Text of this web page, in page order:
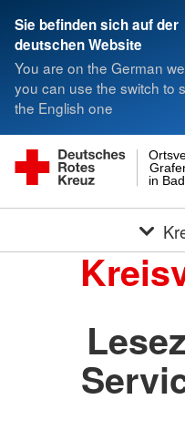
Sie befinden sich auf der
deutschen Website
You are on the German
you can use the switch to
the English one
in